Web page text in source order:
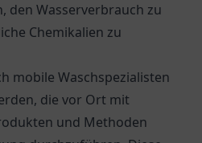
den Wasserverbrauch zu
Chemikalien zu
mobile Waschspezialisten
die vor Ort mit
und Methoden